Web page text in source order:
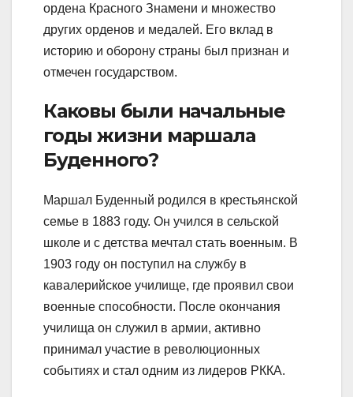
ордена Красного Знамени и множество
других орденов и медалей. Его вклад в
историю и оборону страны был признан и
отмечен государством.
Каковы были начальные
годы жизни маршала
Буденного?
Маршал Буденный родился в крестьянской
семье в 1883 году. Он учился в сельской
школе и с детства мечтал стать военным. В
1903 году он поступил на службу в
кавалерийское училище, где проявил свои
военные способности. После окончания
училища он служил в армии, активно
принимал участие в революционных
событиях и стал одним из лидеров РККА.